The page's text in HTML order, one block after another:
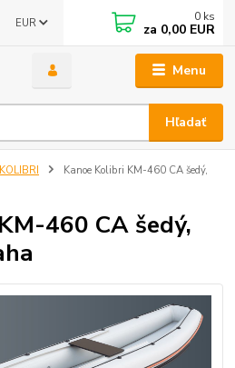
Menu
EUR
Hľadať
0 ks
za 0,00 EUR
Kanoe Kolibri KM-460 CA šedý,
460 CA šedý,